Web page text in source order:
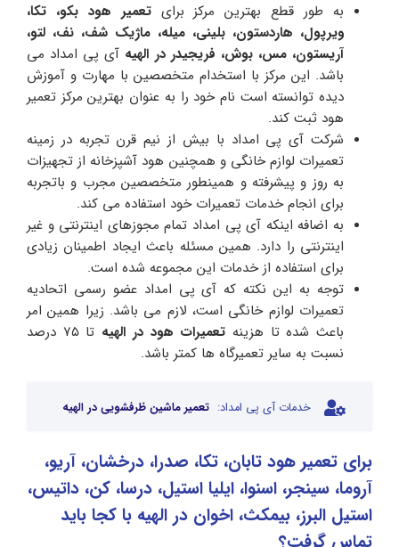
به طور قطع بهترین مرکز برایتعمیر هود بکو، تکا،
ویرپول، هاردستون، بلینی، میله، ماژیک شف، نف، لتو،
آریستون، مس، بوش، فریجیدر در الهیه آی پی امداد می
باشد. این مرکز با استخدام متخصصین با مهارت و آموزش
دیده توانسته است نام خود را به عنوان بهترین مرکز تعمیر
هود ثبت کند.
شرکت آی پی امداد با بیش از نیم قرن تجربه در زمینه
تعمیرات لوازم خانگی و همچنین هود آشپزخانه از تجهیزات
به روز و پیشرفته و همینطور متخصصین مجرب و باتجربه
برای انجام خدمات تعمیرات خود استفاده می کند.
به اضافه اینکه آی پی امداد تمام مجوزهای اینترنتی و غیر
اینترنتی را دارد. همین مسئله باعث ایجاد اطمینان زیادی
برای استفاده از خدمات این مجموعه شده است.
توجه به این نکته که آی پی امداد عضو رسمی اتحادیه
تعمیرات لوازم خانگی است، لازم می باشد. زیرا همین امر
باعث شده تا هزینه تعمیرات هود در الهیه
تا ۷۵ درصد
نسبت به سایر تعمیرگاه ها کمتر باشد.
خدمات آی پی امداد: تعمیر ماشین ظرفشویی در الهیه
برای تعمیر هود تابان، تکا، صدرا، درخشان، آریو،
آروما، سینجر، اسنوا، ایلیا استیل، درسا، کن، داتیس،
استیل البرز، بیمکث، اخوان در الهیه با کجا باید